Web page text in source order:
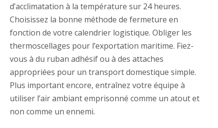
d’acclimatation à la température sur 24 heures.
Choisissez la bonne méthode de fermeture en
fonction de votre calendrier logistique. Obliger les
thermoscellages pour l’exportation maritime. Fiez-
vous à du ruban adhésif ou à des attaches
appropriées pour un transport domestique simple.
Plus important encore, entraînez votre équipe à
utiliser l’air ambiant emprisonné comme un atout et
non comme un ennemi.